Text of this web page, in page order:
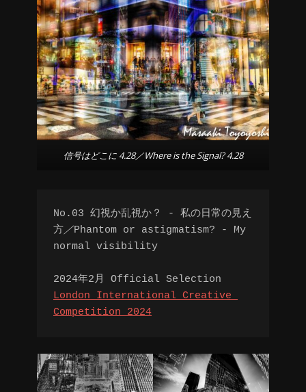
信号はどこに 4.28／Where is the Signal? 4.28
No.03 幻視か乱視か？ - 私の日常の見え
方／Phantom or astigmatism? - My
normal visibility
2024年2月 Official Selection
London International Creative
Competition 2024